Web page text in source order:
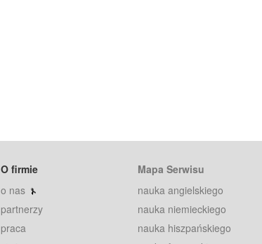
O firmie
o nas
partnerzy
praca
Mapa Serwisu
nauka angielskiego
nauka niemieckiego
nauka hiszpańskiego